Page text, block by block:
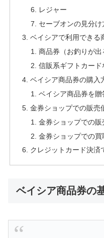
レジャー
セーブオンの見分け
ベイシアで利用できる
商品券（お釣りが出
信販系ギフトカード
ベイシア商品券の購入
ベイシア商品券を
金券ショップでの販売
金券ショップでの販
金券ショップでの買
クレジットカード決済
ベイシア商品券の